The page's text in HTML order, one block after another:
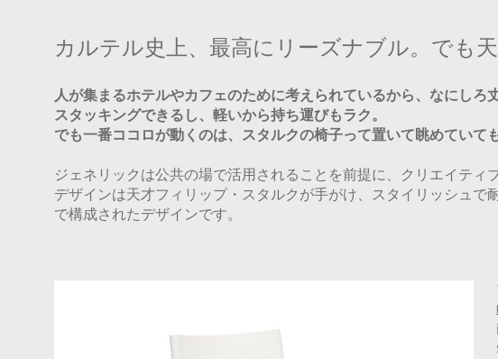
カルテル史上、最高にリーズナブル。でも
人が集まるホテルやカフェのために考えられているから、なにしろ丈
スタッキングできるし、軽いから持ち運びもラク。
でも一番ココロが動くのは、スタルクの椅子って置いて眺めていて
ジェネリックは公共の場で活用されることを前提に、クリエイテ
デザインは天才フィリップ・スタルクが手がけ、スタイリッシュ
で構成されたデザインです。